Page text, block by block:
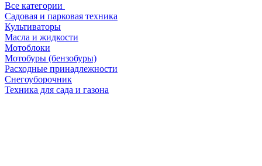
Все категории
Садовая и парковая техника
Культиваторы
Масла и жидкости
Мотоблоки
Мотобуры (бензобуры)
Расходные принадлежности
Снегоуборочник
Техника для сада и газона